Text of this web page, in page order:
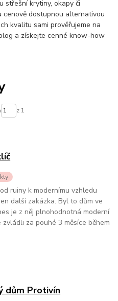
střešní krytiny, okapy či
cenově dostupnou alternativou
kvalitu sami prověřujeme na
a získejte cenné know-how
z 1
ruiny k modernímu vzhledu
další zakázka. Byl to dům ve
je z něj plnohodnotná moderní
za pouhé 3 měsíce během
dům Protivín